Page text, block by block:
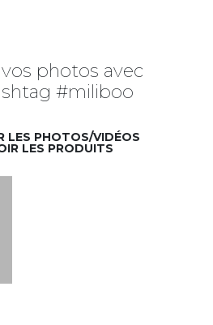
photos avec
#miliboo
LES PHOTOS/VIDÉOS
LES PRODUITS